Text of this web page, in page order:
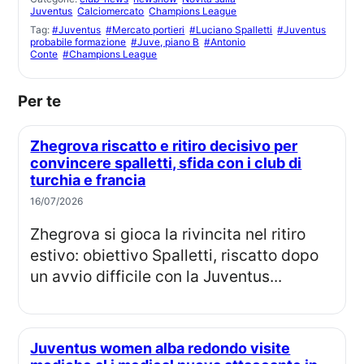
Juventus Calciomercato Champions League
Tag:#Juventus #Mercato portieri #Luciano Spalletti #Juventus
probabile formazione #Juve, piano B #Antonio
Conte #Champions League
Per te
Zhegrova riscatto e ritiro decisivo per
convincere spalletti, sfida con i club di
turchia e francia
16/07/2026
Zhegrova si gioca la rivincita nel ritiro
estivo: obiettivo Spalletti, riscatto dopo
un avvio difficile con la Juventus...
Juventus women alba redondo visite